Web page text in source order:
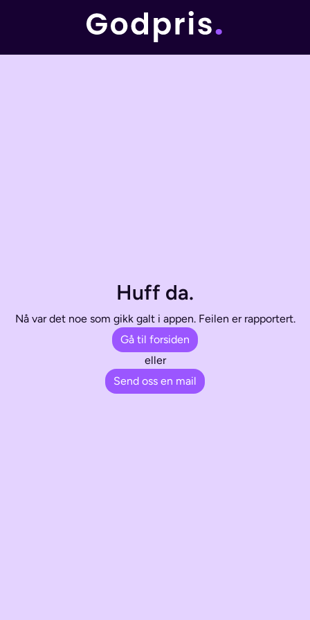
Huff da.
Nå var det noe som gikk galt i appen. Feilen er rapportert.
Gå til forsiden
eller
Send oss en mail